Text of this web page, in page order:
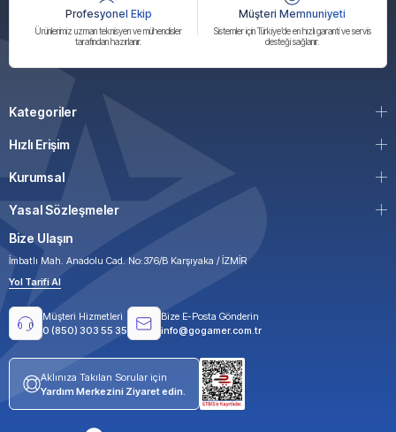
Profesyonel Ekip
Ürünlerimiz uzman teknisyen ve mühendisler
tarafından hazırlanır.
Müşteri Memnuniyeti
Sistemler için Türkiye’de en hızlı garanti ve servis
desteği sağlanır.
Kategoriler
Hızlı Erişim
Kurumsal
Yasal Sözleşmeler
Bize Ulaşın
İmbatlı Mah. Anadolu Cad. No:376/B Karşıyaka / İZMİR
Yol Tarifi Al
Müşteri Hizmetleri
0 (850) 303 55 35
Bize E-Posta Gönderin
info@gogamer.com.tr
Aklınıza Takılan Sorular için
Yardım Merkezini Ziyaret edin.